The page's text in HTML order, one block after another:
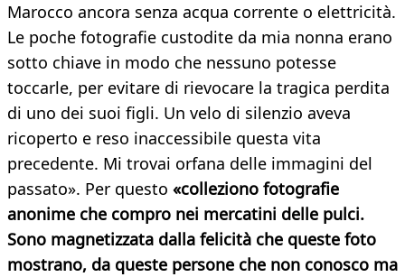
Marocco ancora senza acqua corrente o elettricità.
Le poche fotografie custodite da mia nonna erano
sotto chiave in modo che nessuno potesse
toccarle, per evitare di rievocare la tragica perdita
di uno dei suoi figli. Un velo di silenzio aveva
ricoperto e reso inaccessibile questa vita
precedente. Mi trovai orfana delle immagini del
passato». Per questo «colleziono fotografie
anonime che compro nei mercatini delle pulci.
Sono magnetizzata dalla felicità che queste foto
mostrano, da queste persone che non conosco ma